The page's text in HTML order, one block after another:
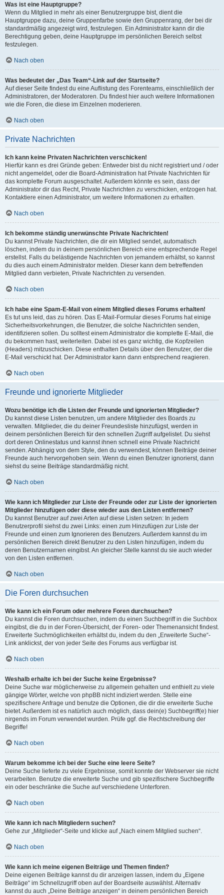
Was ist eine Hauptgruppe?
Wenn du Mitglied in mehr als einer Benutzergruppe bist, dient die
Hauptgruppe dazu, deine Gruppenfarbe sowie den Gruppenrang, der bei dir
standardmäßig angezeigt wird, festzulegen. Ein Administrator kann dir die
Berechtigung geben, deine Hauptgruppe im persönlichen Bereich selbst
festzulegen.
Nach oben
Was bedeutet der „Das Team“-Link auf der Startseite?
Auf dieser Seite findest du eine Auflistung des Forenteams, einschließlich der
Administratoren, der Moderatoren. Du findest hier auch weitere Informationen
wie die Foren, die diese im Einzelnen moderieren.
Nach oben
Private Nachrichten
Ich kann keine Privaten Nachrichten verschicken!
Hierfür kann es drei Gründe geben: Entweder bist du nicht registriert und / oder
nicht angemeldet, oder die Board-Administration hat Private Nachrichten für
das komplette Forum ausgeschaltet. Außerdem könnte es sein, dass der
Administrator dir das Recht, Private Nachrichten zu verschicken, entzogen hat.
Kontaktiere einen Administrator, um weitere Informationen zu erhalten.
Nach oben
Ich bekomme ständig unerwünschte Private Nachrichten!
Du kannst Private Nachrichten, die dir ein Mitglied sendet, automatisch
löschen, indem du in deinem persönlichen Bereich eine entsprechende Regel
erstellst. Falls du belästigende Nachrichten von jemandem erhältst, so kannst
du dies auch einem Administrator melden. Dieser kann dem betreffenden
Mitglied dann verbieten, Private Nachrichten zu versenden.
Nach oben
Ich habe eine Spam-E-Mail von einem Mitglied dieses Forums erhalten!
Es tut uns leid, das zu hören. Das E-Mail-Formular dieses Forums hat einige
Sicherheitsvorkehrungen, die Benutzer, die solche Nachrichten senden,
identifizieren sollen. Du solltest einem Administrator die komplette E-Mail, die
du bekommen hast, weiterleiten. Dabei ist es ganz wichtig, die Kopfzeilen
(Headers) mitzuschicken. Diese enthalten Details über den Benutzer, der die
E-Mail verschickt hat. Der Administrator kann dann entsprechend reagieren.
Nach oben
Freunde und ignorierte Mitglieder
Wozu benötige ich die Listen der Freunde und ignorierten Mitglieder?
Du kannst diese Listen benutzen, um andere Mitglieder des Boards zu
verwalten. Mitglieder, die du deiner Freundesliste hinzufügst, werden in
deinem persönlichen Bereich für den schnellen Zugriff aufgelistet. Du siehst
dort deren Onlinestatus und kannst ihnen schnell eine Private Nachricht
senden. Abhängig von dem Style, den du verwendest, können Beiträge deiner
Freunde auch hervorgehoben sein. Wenn du einen Benutzer ignorierst, dann
siehst du seine Beiträge standardmäßig nicht.
Nach oben
Wie kann ich Mitglieder zur Liste der Freunde oder zur Liste der ignorierten
Mitglieder hinzufügen oder diese wieder aus den Listen entfernen?
Du kannst Benutzer auf zwei Arten auf diese Listen setzen: In jedem
Benutzerprofil siehst du zwei Links: einen zum Hinzufügen zur Liste der
Freunde und einen zum Ignorieren des Benutzers. Außerdem kannst du im
persönlichen Bereich direkt Benutzer zu den Listen hinzufügen, indem du
deren Benutzernamen eingibst. An gleicher Stelle kannst du sie auch wieder
von den Listen entfernen.
Nach oben
Die Foren durchsuchen
Wie kann ich ein Forum oder mehrere Foren durchsuchen?
Du kannst die Foren durchsuchen, indem du einen Suchbegriff in die Suchbox
eingibst, die du in der Foren-Übersicht, der Foren- oder Themenansicht findest.
Erweiterte Suchmöglichkeiten erhältst du, indem du den „Erweiterte Suche“-
Link anklickst, der von jeder Seite des Forums aus verfügbar ist.
Nach oben
Weshalb erhalte ich bei der Suche keine Ergebnisse?
Deine Suche war möglicherweise zu allgemein gehalten und enthielt zu viele
gängige Wörter, welche von phpBB nicht indiziert werden. Stelle eine
spezifischere Anfrage und benutze die Optionen, die dir die erweiterte Suche
bietet. Außerdem ist es natürlich auch möglich, dass dein(e) Suchbegriff(e) hier
nirgends im Forum verwendet wurden. Prüfe ggf. die Rechtschreibung der
Begriffe!
Nach oben
Warum bekomme ich bei der Suche eine leere Seite?
Deine Suche lieferte zu viele Ergebnisse, somit konnte der Webserver sie nicht
verarbeiten. Benutze die erweiterte Suche und gib spezifischere Suchbegriffe
ein oder beschränke die Suche auf verschiedene Unterforen.
Nach oben
Wie kann ich nach Mitgliedern suchen?
Gehe zur „Mitglieder“-Seite und klicke auf „Nach einem Mitglied suchen“.
Nach oben
Wie kann ich meine eigenen Beiträge und Themen finden?
Deine eigenen Beiträge kannst du dir anzeigen lassen, indem du „Eigene
Beiträge“ im Schnellzugriff oben auf der Boardseite auswählst. Alternativ
kannst du auch „Deine Beiträge anzeigen“ in deinem persönlichen Bereich